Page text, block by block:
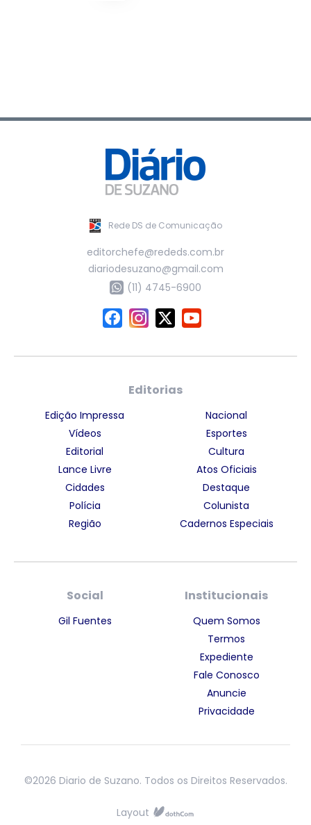
Rede DS de Comunicação
editorchefe@rededs.com.br
diariodesuzano@gmail.com
(11) 4745-6900
Editorias
Edição Impressa
Vídeos
Editorial
Lance Livre
Cidades
Polícia
Região
Nacional
Esportes
Cultura
Atos Oficiais
Destaque
Colunista
Cadernos Especiais
Social
Gil Fuentes
Institucionais
Quem Somos
Termos
Expediente
Fale Conosco
Anuncie
Privacidade
©2026 Diario de Suzano. Todos os Direitos Reservados.
Layout